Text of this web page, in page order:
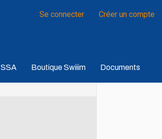
Se connecter Créer un compte
Boutique Swiiim Documents